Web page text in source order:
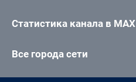
Статистика канала в MAX
Все города сети